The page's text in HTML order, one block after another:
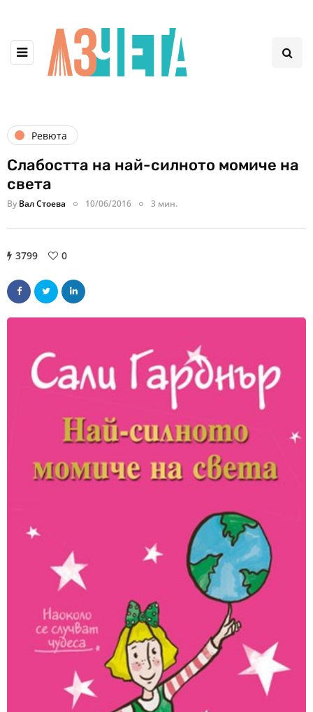
Ревюта
Слабостта на най-силното момиче на
света
By Вал Стоева 10/06/2016 3 мин.
3799 0